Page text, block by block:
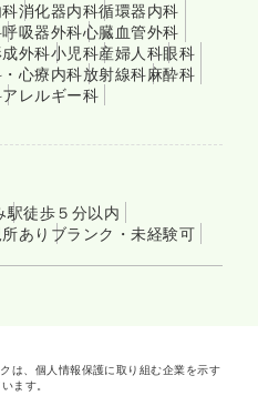
消化器内科循環器内科
呼吸器外科心臓血管外科
外科小児科産婦人科眼科
心療内科放射線科麻酔科
アレルギー科
駅徒歩５分以内
あり ブランク・未経験可
は、個人情報保護に取り組む企業を示す
ます。